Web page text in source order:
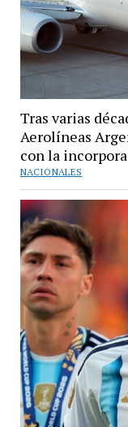
Tras varias
Aerolíneas
con la
NACIONALES